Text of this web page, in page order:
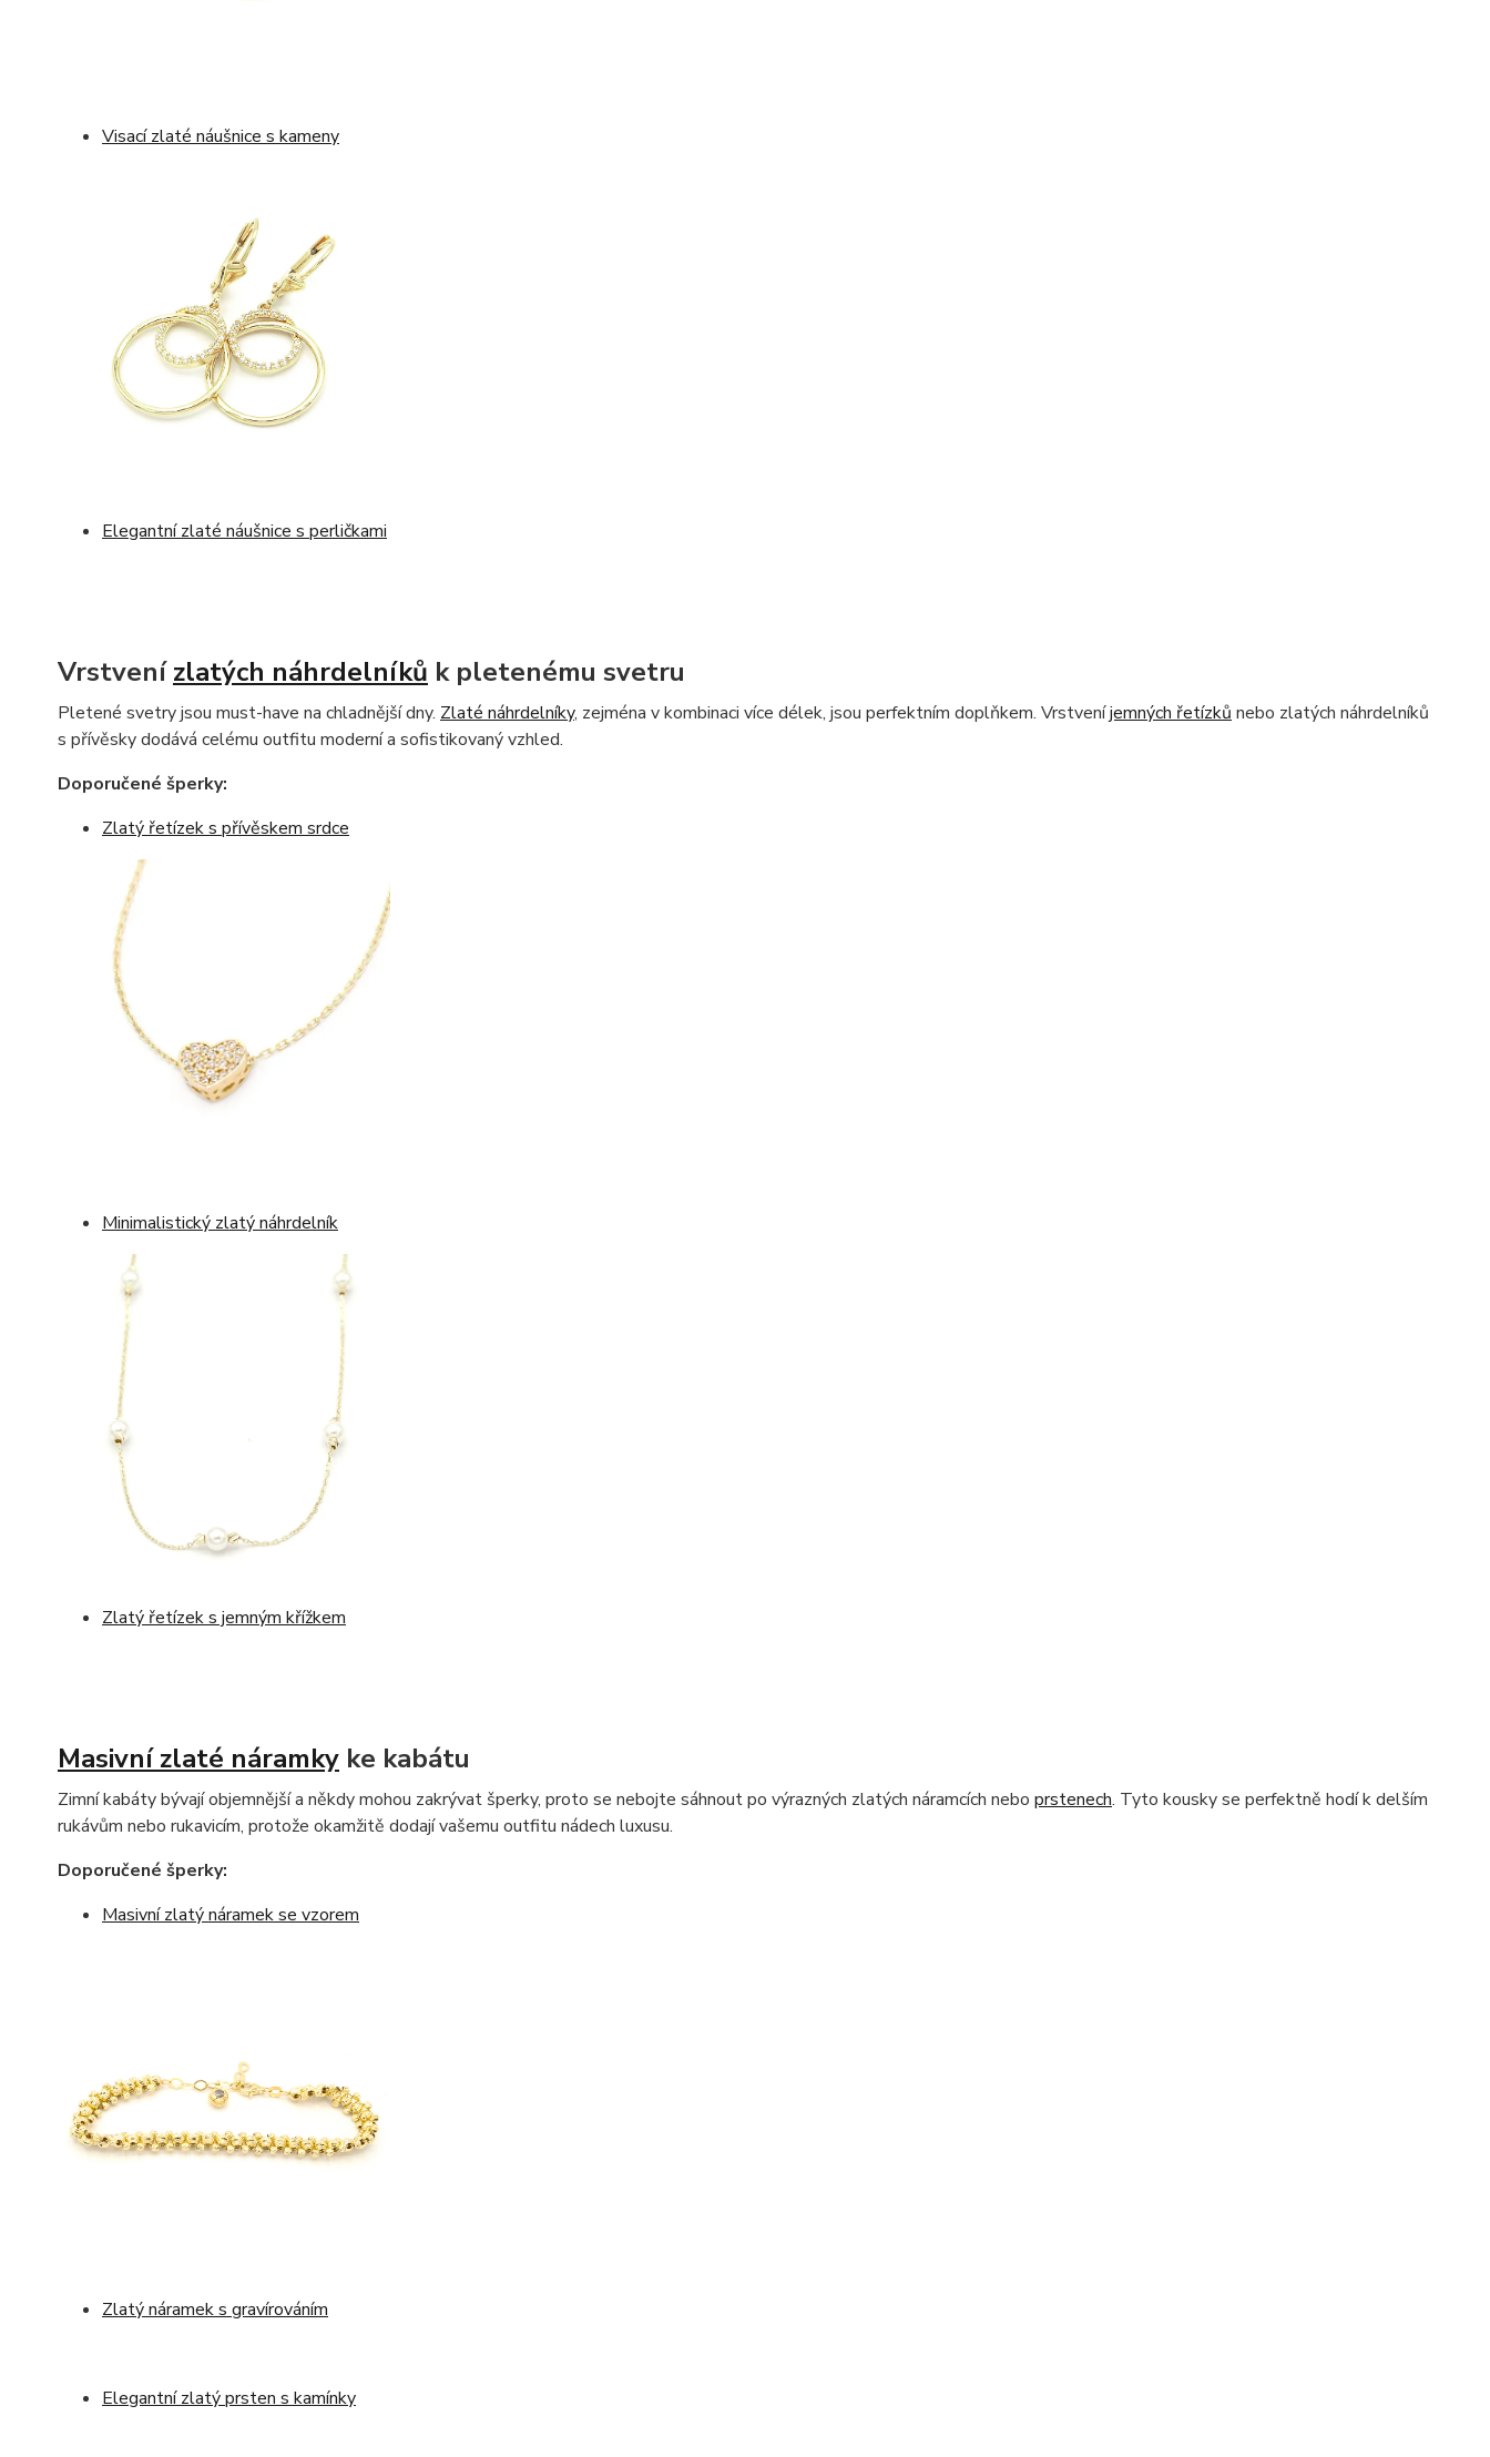
Visací zlaté náušnice s kameny
Elegantní zlaté náušnice s perličkami
Vrstvenízlatých náhrdelníků k pletenému svetru
Pletené svetry jsou must-have na chladnější dny. Zlaté náhrdelníky, zejména v kombinaci více délek, jsou perfektním doplňkem. Vrstveníjemných řetízků nebo zlatých náhrdelníků
s přívěsky dodává celému outfitu moderní a sofistikovaný vzhled.
Doporučené šperky:
Zlatý řetízek s přívěskem srdce
Minimalistický zlatý náhrdelník
Zlatý řetízek s jemným křížkem
Masivní zlaté náramky ke kabátu
Zimní kabáty bývají objemnější a někdy mohou zakrývat šperky, proto se nebojte sáhnout po výrazných zlatých náramcích nebo prstenech. Tyto kousky se perfektně hodí k delším
rukávům nebo rukavicím, protože okamžitě dodají vašemu outfitu nádech luxusu.
Doporučené šperky:
Masivní zlatý náramek se vzorem
Zlatý náramek s gravírováním
Elegantní zlatý prsten s kamínky